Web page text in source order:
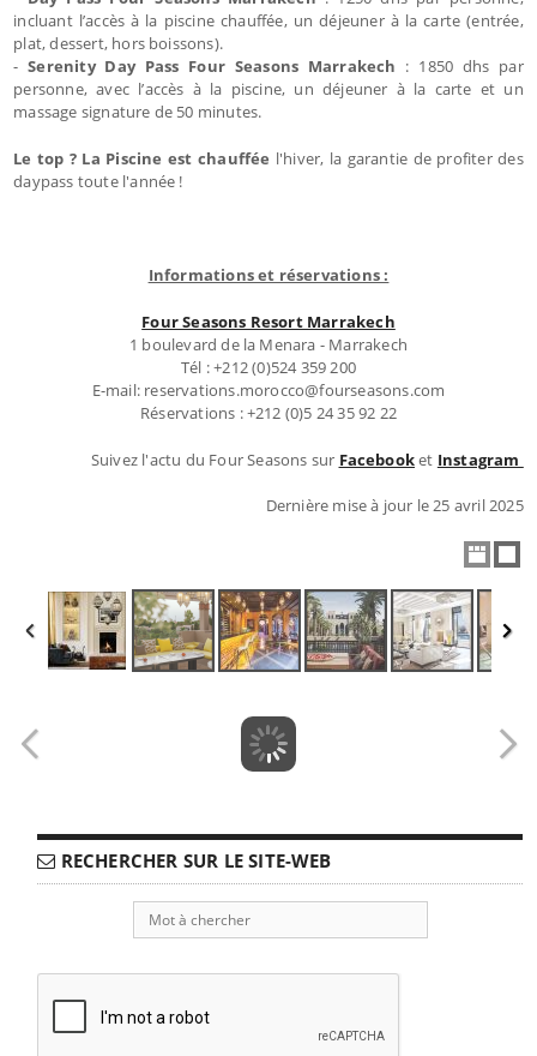
incluant l’accès à la piscine chauffée, un déjeuner à la carte (entrée,
plat, dessert, hors boissons).
-Serenity Day Pass Four Seasons Marrakech : 1850 dhs par
personne, avec l’accès à la piscine, un déjeuner à la carte et un
massage signature de 50 minutes.
Le top ? La Piscine est chauffée l'hiver, la garantie de profiter des
daypass toute l'année !
Informations et réservations :
Four Seasons Resort Marrakech
1 boulevard de la Menara - Marrakech
Tél : +212 (0)524 359 200
E-mail: reservations.morocco@fourseasons.com
Réservations : +212 (0)5 24 35 92 22
Suivez l'actu du Four Seasons sur Facebooket Instagram
Dernière mise à jour le 25 avril 2025
RECHERCHER SUR LE SITE-WEB